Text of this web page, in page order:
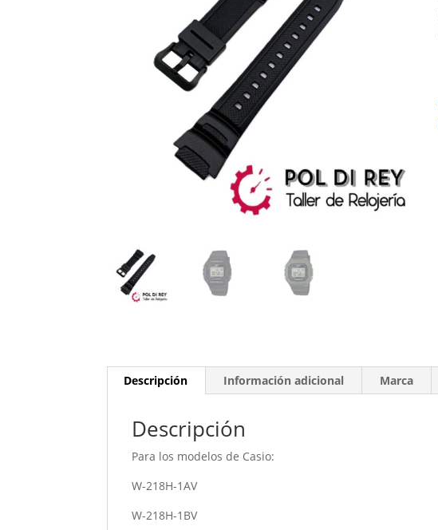
Descripción Información adicional Marca
Descripción
Para los modelos de Casio:
W-218H-1AV
W-218H-1BV